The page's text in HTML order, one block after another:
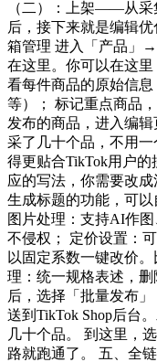
（二）：上架——从采
后，接下来就是编辑
箱管理 进入「产品」
在这里。你可以在这
看每件商品的原始信
等）； 标记重点商品
发布的商品，进入编
采了几十个品，不用
得更贴合TikTok用户
应的写法，你需要改
生成标题的功能，可以
图片处理：支持AI作
不侵权； 定价设置：
以固定系数一键改价
理：统一规格表述，
后，选择「批量发布
送到TikTok Shop后台
几十个品。 到这里
路就跑通了。 五、全